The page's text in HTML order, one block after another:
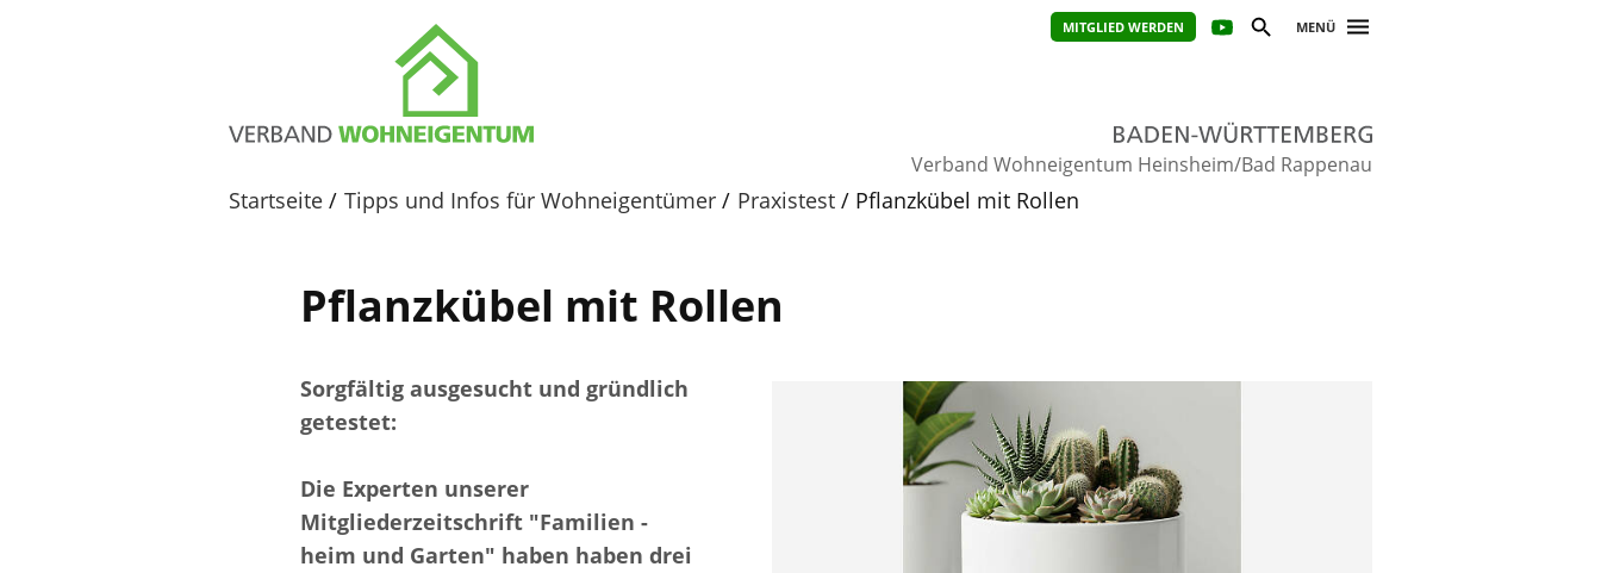
MITGLIED WERDEN MENÜ
Verband Wohneigentum Heinsheim/Bad Rappenau
Startseite Tipps und Infos für Wohneigentümer Praxistest Pflanzkübel mit Rollen
Pflanzkübel mit Rollen
Sorgfältig ausgesucht und gründlich
getestet:
Die Experten unserer
Mitgliederzeitschrift "Familien -
heim und Garten" haben haben drei